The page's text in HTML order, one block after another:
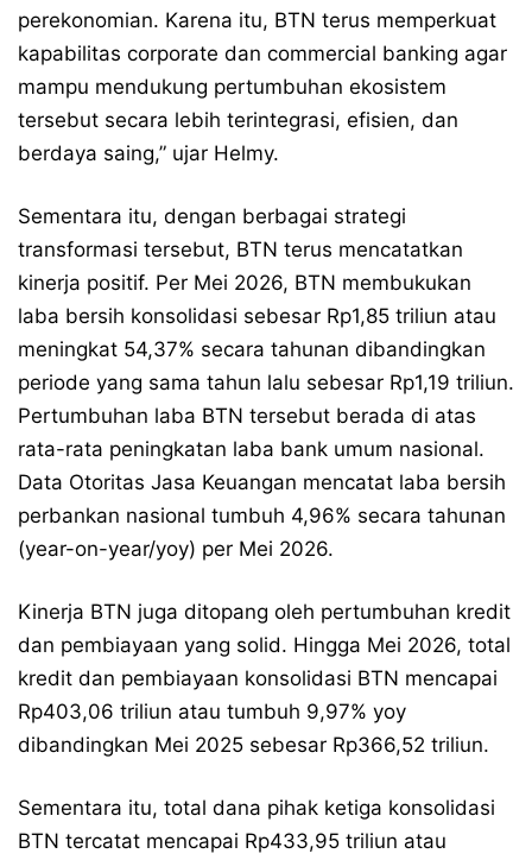
perekonomian. Karena itu, BTN terus memperkuat
kapabilitas corporate dan commercial banking agar
mampu mendukung pertumbuhan ekosistem
tersebut secara lebih terintegrasi, efisien, dan
berdaya saing,” ujar Helmy.
Sementara itu, dengan berbagai strategi
transformasi tersebut, BTN terus mencatatkan
kinerja positif. Per Mei 2026, BTN membukukan
laba bersih konsolidasi sebesar Rp1,85 triliun atau
meningkat 54,37% secara tahunan dibandingkan
periode yang sama tahun lalu sebesar Rp1,19 triliun.
Pertumbuhan laba BTN tersebut berada di atas
rata-rata peningkatan laba bank umum nasional.
Data Otoritas Jasa Keuangan mencatat laba bersih
perbankan nasional tumbuh 4,96% secara tahunan
(year-on-year/yoy) per Mei 2026.
Kinerja BTN juga ditopang oleh pertumbuhan kredit
dan pembiayaan yang solid. Hingga Mei 2026, total
kredit dan pembiayaan konsolidasi BTN mencapai
Rp403,06 triliun atau tumbuh 9,97% yoy
dibandingkan Mei 2025 sebesar Rp366,52 triliun.
Sementara itu, total dana pihak ketiga konsolidasi
BTN tercatat mencapai Rp433,95 triliun atau